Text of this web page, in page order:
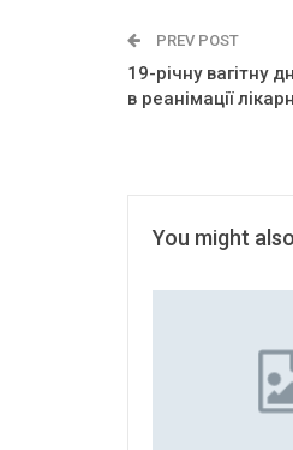
PREV POST
19-річну вагітну
в реанімації
You might